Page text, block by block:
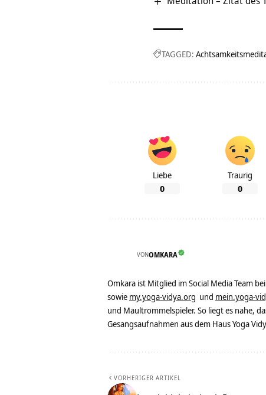
TAGGED:
Liebe
0
Traurig
0
VONOMKARA
Omkara ist Mitglied im Social Media Team
sowie my.yoga-vidya.org und mein.yoga-
und Maultrommelspieler. So liegt es nahe,
Gesangsaufnahmen aus dem Haus Yoga
VORHERIGER ARTIKEL